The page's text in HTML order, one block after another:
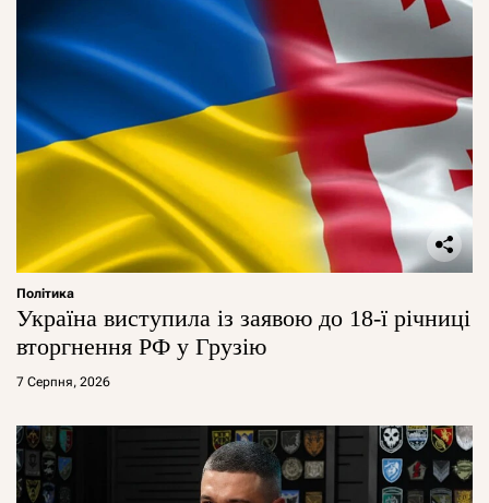
Політика
Україна виступила із заявою до 18-ї річниці
вторгнення РФ у Грузію
7 Серпня, 2026